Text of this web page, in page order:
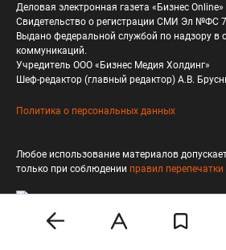
Деловая электронная газета «Бизнес Online»
Свидетельство о регистрации СМИ Эл №ФС
Выдано федеральной службой по надзору в
коммуникаций.
Учредитель ООО «Бизнес Медия Холдинг»
Шеф-редактор (главный редактор) А.В.
Политика о персональных данных
Любое использование материалов
только при соблюдении правил перепечатки